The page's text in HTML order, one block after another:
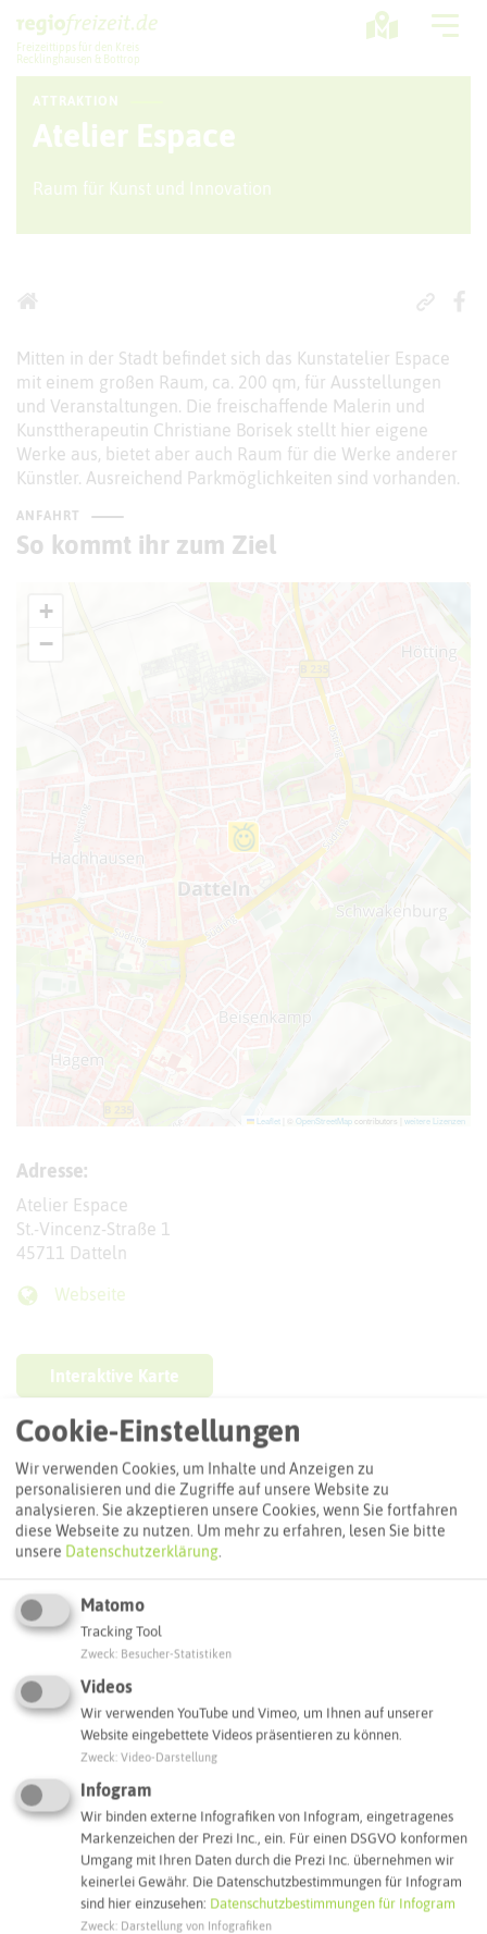
Freizeittipps für den Kreis
Recklinghausen & Bottrop
ATTRAKTION
Atelier Espace
Raum für Kunst und Innovation
Mitten in der Stadt befindet sich das Kunstatelier Espace
mit einem großen Raum, ca. 200 qm, für Ausstellungen
und Veranstaltungen. Die freischaffende Malerin und
Kunsttherapeutin Christiane Borisek stellt hier eigene
Werke aus, bietet aber auch Raum für die Werke anderer
Künstler. Ausreichend Parkmöglichkeiten sind vorhanden.
ANFAHRT
So kommt ihr zum Ziel
+
−
Leaflet OpenStreetMapcontributors | weitere Lizenzen
Adresse:
Atelier Espace
St.-Vincenz-Straße 1
45711 Datteln
Webseite
Interaktive Karte
Routenplanung zum Ziel:
ÖPNV-Route finden
Was ihr hier noch erleben könnt
DATTELN
Cookie-Einstellungen
Wir verwenden Cookies, um Inhalte und Anzeigen zu
personalisieren und die Zugriffe auf unsere Website zu
analysieren. Sie akzeptieren unsere Cookies, wenn Sie fortfahren
diese Webseite zu nutzen. Um mehr zu erfahren, lesen Sie bitte
unsere Datenschutzerklärung.
Matomo
Tracking Tool
Zweck Besucher-Statistiken
Videos
Wir verwenden YouTube und Vimeo, um Ihnen auf unserer
Website eingebettete Videos präsentieren zu können.
Zweck Video-Darstellung
Infogram
Wir binden externe Infografiken von Infogram, eingetragenes
Markenzeichen der Prezi Inc., ein. Für einen DSGVO konformen
Umgang mit Ihren Daten durch die Prezi Inc. übernehmen wir
keinerlei Gewähr. Die Datenschutzbestimmungen für Infogram
sind hier einzusehen: Datenschutzbestimmungen für Infogram
Zweck Darstellung von Infografiken